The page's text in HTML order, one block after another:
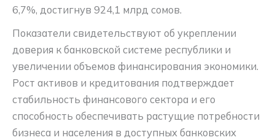
6,7%, достигнув 924,1 млрд сомов.
Показатели свидетельствуют об укреплении
доверия к банковской системе республики и
увеличении объемов финансирования экономики.
Рост активов и кредитования подтверждает
стабильность финансового сектора и его
способность обеспечивать растущие потребности
бизнеса и населения в доступных банковских